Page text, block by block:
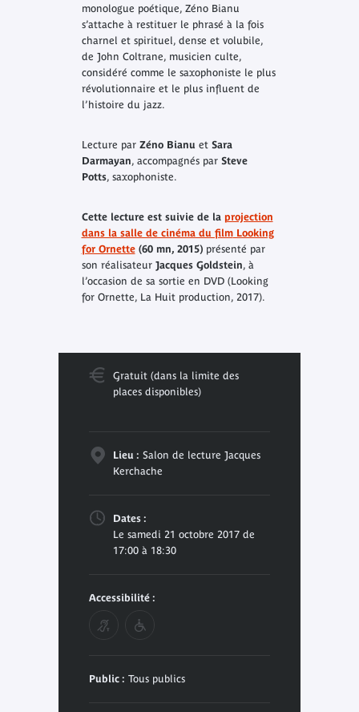
monologue poétique, Zéno Bianu
s’attache à restituer le phrasé à la fois
charnel et spirituel, dense et volubile,
de John Coltrane, musicien culte,
considéré comme le saxophoniste le plus
révolutionnaire et le plus influent de
l’histoire du jazz.
Lecture par Zéno Bianu etSara
Darmayan, accompagnés parSteve
Potts, saxophoniste.
Cette lecture est suivie de la projection
dans la salle de cinéma du filmLooking
for Ornette(60 mn, 2015)présenté par
son réalisateurJacques Goldstein, à
l’occasion de sa sortie en DVD (Looking
for Ornette, La Huit production, 2017).
Gratuit (dans la limite des
places disponibles)
Lieu : Salon de lecture Jacques
Kerchache
Dates :
Le samedi 21 octobre 2017 de
17:00 à 18:30
Accessibilité :
Public : Tous publics